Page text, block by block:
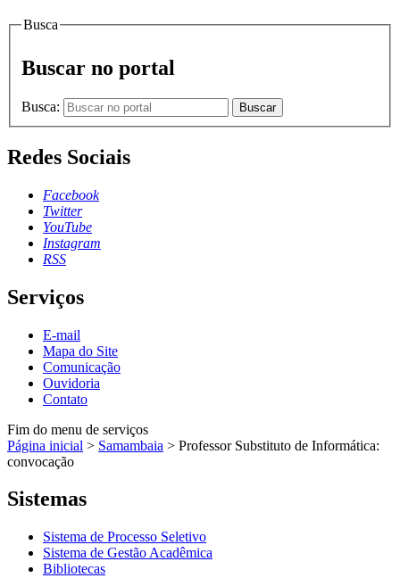
Busca
Buscar no portal
Busca: Buscar
Redes Sociais
Facebook
Twitter
YouTube
Instagram
RSS
Serviços
E-mail
Mapa do Site
Comunicação
Ouvidoria
Contato
Fim do menu de serviços
Página inicial > Samambaia > Professor Substituto de Informática:
convocação
Sistemas
Sistema de Processo Seletivo
Sistema de Gestão Acadêmica
Bibliotecas